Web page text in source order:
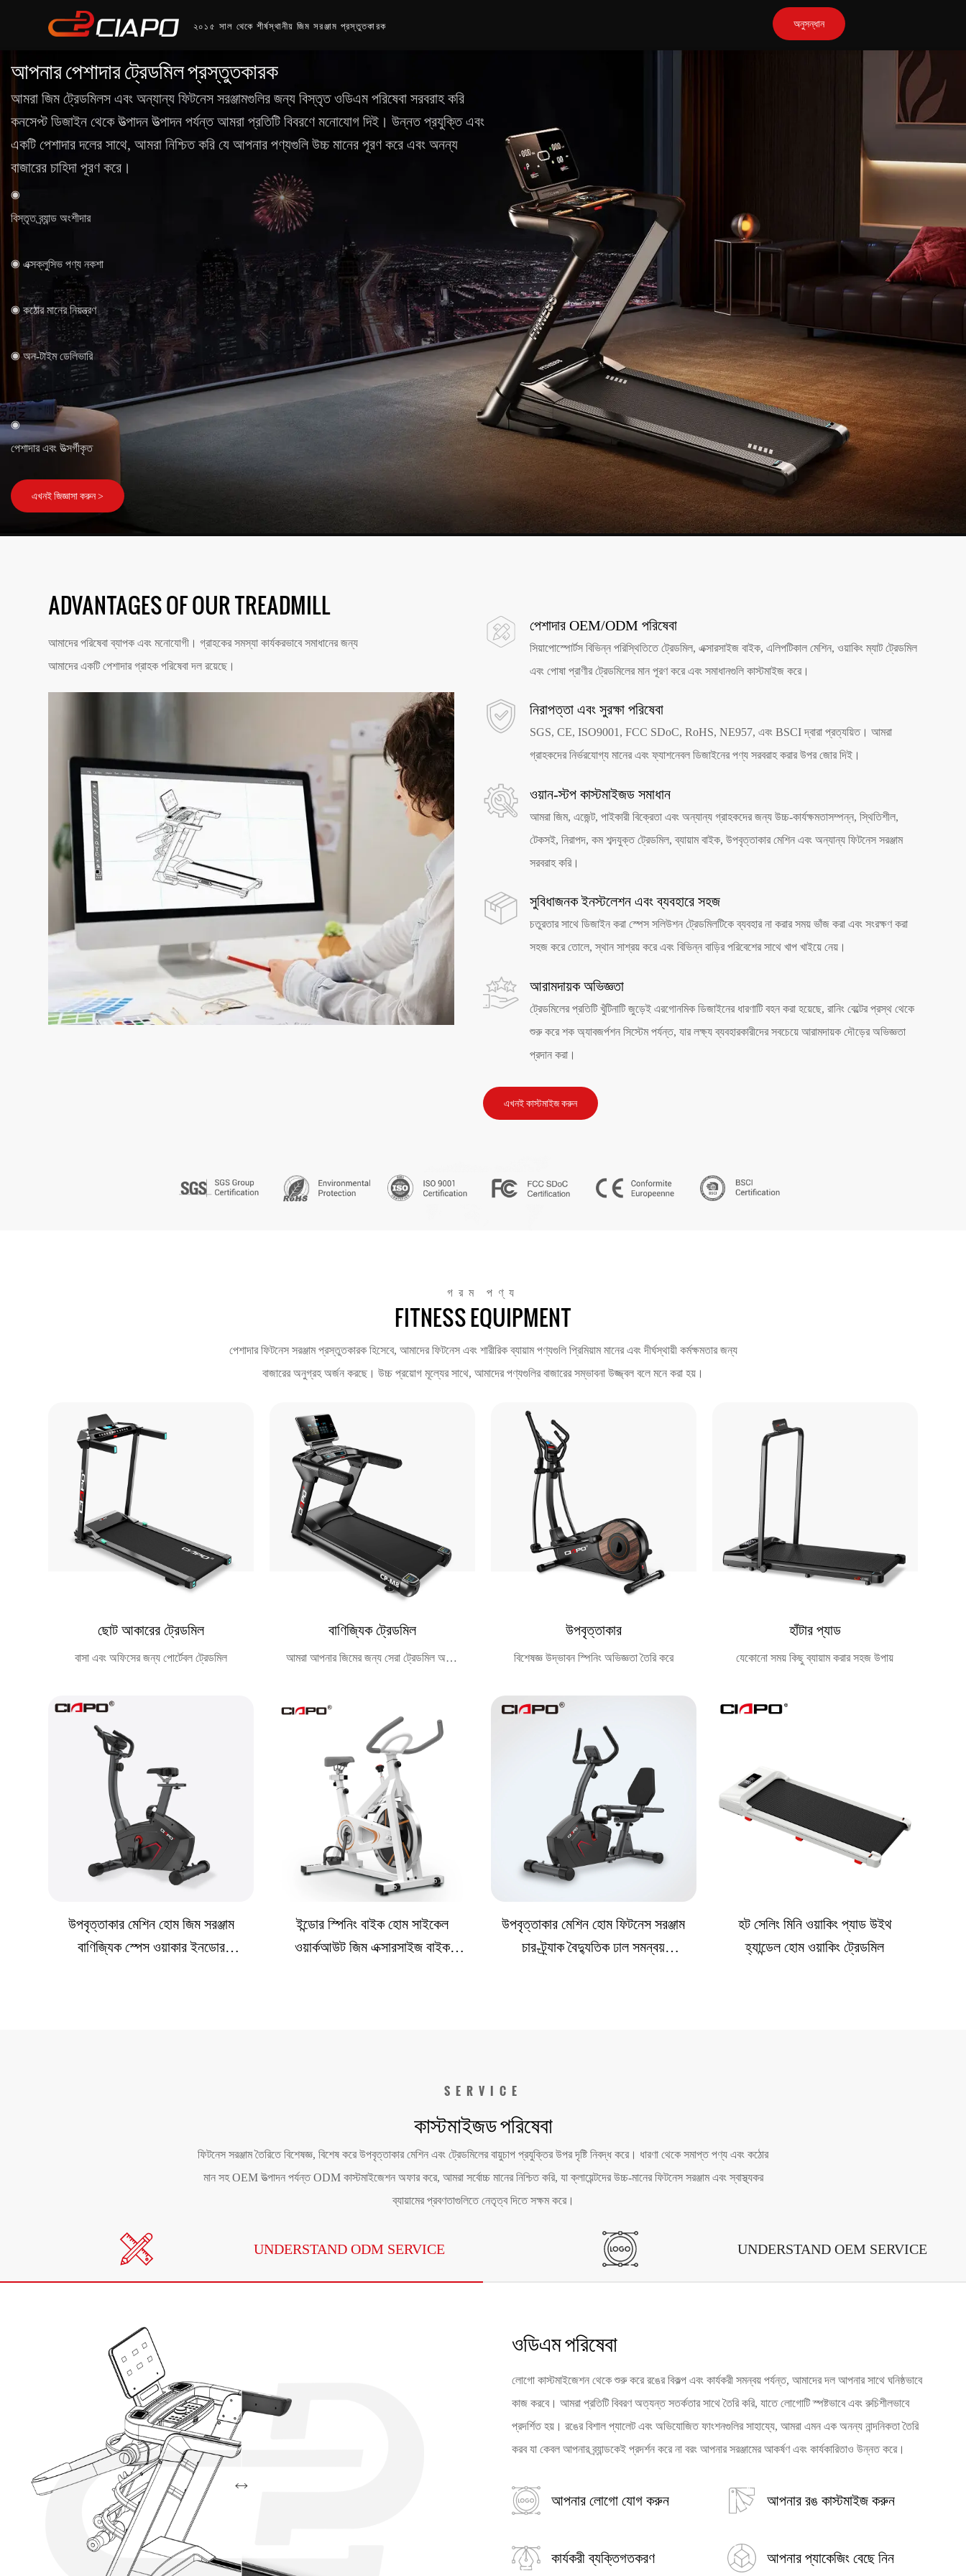
২০১৫ সাল থেকে শীর্ষস্থানীয় জিম সরঞ্জাম প্রস্তুতকারক অনুসন্ধান
আপনার পেশাদার ট্রেডমিল প্রস্তুতকারক
আমরা জিম ট্রেডমিলস এবং অন্যান্য ফিটনেস সরঞ্জামগুলির জন্য বিস্তৃত ওডিএম পরিষেবা সরবরাহ করি
কনসেপ্ট ডিজাইন থেকে উত্পাদন উত্পাদন পর্যন্ত আমরা প্রতিটি বিবরণে মনোযোগ দিই। উন্নত প্রযুক্তি এবং
একটি পেশাদার দলের সাথে, আমরা নিশ্চিত করি যে আপনার পণ্যগুলি উচ্চ মানের পূরণ করে এবং অনন্য
বাজারের চাহিদা পূরণ করে।
◉
বিস্তৃত ব্র্যান্ড অংশীদার
◉ এক্সক্লুসিভ পণ্য নকশা
◉ কঠোর মানের নিয়ন্ত্রণ
◉ অন-টাইম ডেলিভারি
◉
পেশাদার এবং উত্সর্গীকৃত
এখনই জিজ্ঞাসা করুন >
ADVANTAGES OF OUR TREADMILL
আমাদের পরিষেবা ব্যাপক এবং মনোযোগী। গ্রাহকের সমস্যা কার্যকরভাবে সমাধানের জন্য
আমাদের একটি পেশাদার গ্রাহক পরিষেবা দল রয়েছে।
পেশাদার OEM/ODM পরিষেবা
সিয়াপোস্পোর্টস বিভিন্ন পরিস্থিতিতে ট্রেডমিল, এক্সারসাইজ বাইক, এলিপটিকাল মেশিন, ওয়াকিং ম্যাট ট্রেডমিল
এবং পোষা প্রাণীর ট্রেডমিলের মান পূরণ করে এবং সমাধানগুলি কাস্টমাইজ করে।
নিরাপত্তা এবং সুরক্ষা পরিষেবা
SGS, CE, ISO9001, FCC SDoC, RoHS, NE957, এবং BSCI দ্বারা প্রত্যয়িত। আমরা
গ্রাহকদের নির্ভরযোগ্য মানের এবং ফ্যাশনেবল ডিজাইনের পণ্য সরবরাহ করার উপর জোর দিই।
ওয়ান-স্টপ কাস্টমাইজড সমাধান
আমরা জিম, এজেন্ট, পাইকারী বিক্রেতা এবং অন্যান্য গ্রাহকদের জন্য উচ্চ-কার্যক্ষমতাসম্পন্ন, স্থিতিশীল,
টেকসই, নিরাপদ, কম শব্দযুক্ত ট্রেডমিল, ব্যায়াম বাইক, উপবৃত্তাকার মেশিন এবং অন্যান্য ফিটনেস সরঞ্জাম
সরবরাহ করি।
সুবিধাজনক ইনস্টলেশন এবং ব্যবহারে সহজ
চতুরতার সাথে ডিজাইন করা স্পেস সলিউশন ট্রেডমিলটিকে ব্যবহার না করার সময় ভাঁজ করা এবং সংরক্ষণ করা
সহজ করে তোলে, স্থান সাশ্রয় করে এবং বিভিন্ন বাড়ির পরিবেশের সাথে খাপ খাইয়ে নেয়।
আরামদায়ক অভিজ্ঞতা
ট্রেডমিলের প্রতিটি খুঁটিনাটি জুড়েই এরগোনমিক ডিজাইনের ধারণাটি বহন করা হয়েছে, রানিং বেল্টের প্রস্থ থেকে
শুরু করে শক অ্যাবজর্পশন সিস্টেম পর্যন্ত, যার লক্ষ্য ব্যবহারকারীদের সবচেয়ে আরামদায়ক দৌড়ের অভিজ্ঞতা
প্রদান করা।
এখনই কাস্টমাইজ করুন
গরম পণ্য
FITNESS EQUIPMENT
পেশাদার ফিটনেস সরঞ্জাম প্রস্তুতকারক হিসেবে, আমাদের ফিটনেস এবং শারীরিক ব্যায়াম পণ্যগুলি প্রিমিয়াম মানের এবং দীর্ঘস্থায়ী কর্মক্ষমতার জন্য
বাজারের অনুগ্রহ অর্জন করছে। উচ্চ প্রয়োগ মূল্যের সাথে, আমাদের পণ্যগুলির বাজারের সম্ভাবনা উজ্জ্বল বলে মনে করা হয়।
ছোট আকারের ট্রেডমিল
বাসা এবং অফিসের জন্য পোর্টেবল ট্রেডমিল
বাণিজ্যিক ট্রেডমিল
আমরা আপনার জিমের জন্য সেরা ট্রেডমিল অফার
উপবৃত্তাকার
বিশেষজ্ঞ উদ্ভাবন স্পিনিং অভিজ্ঞতা তৈরি করে
হাঁটার প্যাড
যেকোনো সময় কিছু ব্যায়াম করার সহজ উপায়
উপবৃত্তাকার মেশিন হোম জিম সরঞ্জাম
বাণিজ্যিক স্পেস ওয়াকার ইনডোর
ইন্ডোর স্পিনিং বাইক হোম সাইকেল
ওয়ার্কআউট জিম এক্সারসাইজ বাইক
উপবৃত্তাকার মেশিন হোম ফিটনেস সরঞ্জাম
চার-ট্র্যাক বৈদ্যুতিক ঢাল সমন্বয়
হট সেলিং মিনি ওয়াকিং প্যাড উইথ
হ্যান্ডেল হোম ওয়াকিং ট্রেডমিল
SERVICE
কাস্টমাইজড পরিষেবা
ফিটনেস সরঞ্জাম তৈরিতে বিশেষজ্ঞ, বিশেষ করে উপবৃত্তাকার মেশিন এবং ট্রেডমিলের বায়ুচাপ প্রযুক্তির উপর দৃষ্টি নিবদ্ধ করে। ধারণা থেকে সমাপ্ত পণ্য এবং কঠোর
মান সহ OEM উত্পাদন পর্যন্ত ODM কাস্টমাইজেশন অফার করে, আমরা সর্বোচ্চ মানের নিশ্চিত করি, যা ক্লায়েন্টদের উচ্চ-মানের ফিটনেস সরঞ্জাম এবং স্বাস্থ্যকর
ব্যায়ামের প্রবণতাগুলিতে নেতৃত্ব দিতে সক্ষম করে।
UNDERSTAND ODM SERVICE UNDERSTAND OEM SERVICE
ওডিএম পরিষেবা
লোগো কাস্টমাইজেশন থেকে শুরু করে রঙের বিকল্প এবং কার্যকরী সমন্বয় পর্যন্ত, আমাদের দল আপনার সাথে ঘনিষ্ঠভাবে
কাজ করবে। আমরা প্রতিটি বিবরণ অত্যন্ত সতর্কতার সাথে তৈরি করি, যাতে লোগোটি স্পষ্টভাবে এবং রুচিশীলভাবে
প্রদর্শিত হয়। রঙের বিশাল প্যালেট এবং অভিযোজিত ফাংশনগুলির সাহায্যে, আমরা এমন এক অনন্য নান্দনিকতা তৈরি
করব যা কেবল আপনার ব্র্যান্ডকেই প্রদর্শন করে না বরং আপনার সরঞ্জামের আকর্ষণ এবং কার্যকারিতাও উন্নত করে।
আপনার লোগো যোগ করুন আপনার রঙ কাস্টমাইজ করুন
কার্যকরী ব্যক্তিগতকরণ আপনার প্যাকেজিং বেছে নিন